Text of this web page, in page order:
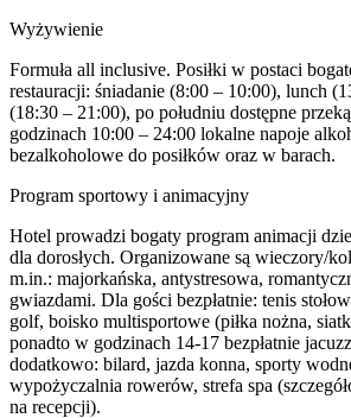
Wyżywienie
Formuła all inclusive. Posiłki w postaci
restauracji: śniadanie (8:00 – 10:00), lunch
(18:30 – 21:00), po południu dostępne
godzinach 10:00 – 24:00 lokalne napoje
bezalkoholowe do posiłków oraz w barach.
Program sportowy i animacyjny
Hotel prowadzi bogaty program animacji
dla dorosłych. Organizowane są wieczory/
m.in.: majorkańska, antystresowa,
gwiazdami. Dla gości bezpłatnie: tenis
golf, boisko multisportowe (piłka nożna,
ponadto w godzinach 14-17 bezpłatnie
dodatkowo: bilard, jazda konna, sporty
wypożyczalnia rowerów, strefa spa
na recepcji).